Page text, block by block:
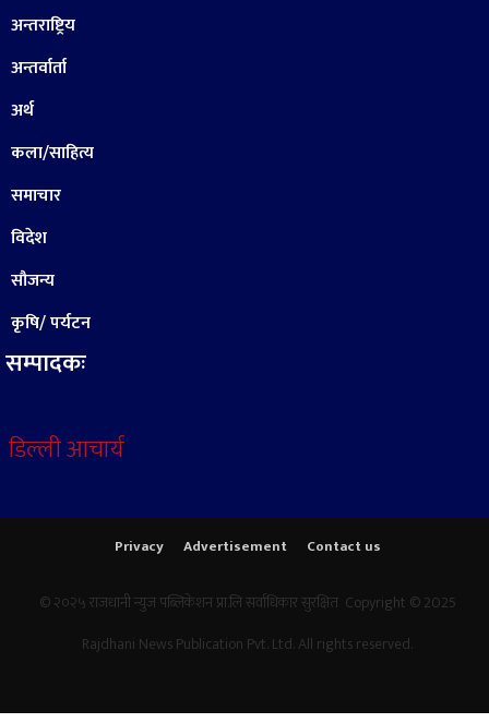
अन्तराष्ट्रिय
अन्तर्वार्ता
अर्थ
कला/साहित्य
समाचार
विदेश
सौजन्य
कृषि/ पर्यटन
सम्पादकः
डिल्ली आचार्य
Privacy Advertisement Contact us
© २०२५ राजधानी न्युज पब्लिकेशन प्रा.लि सर्वाधिकार सुरक्षित Copyright © 2025
Rajdhani News Publication Pvt. Ltd. All rights reserved.